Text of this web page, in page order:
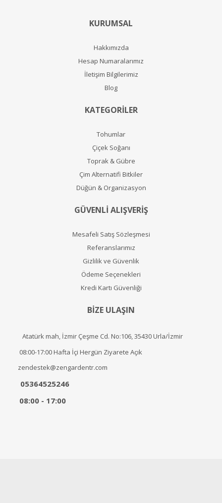
KURUMSAL
Hakkımızda
Hesap Numaralarımız
İletişim Bilgilerimiz
Blog
KATEGORİLER
Tohumlar
Çiçek Soğanı
Toprak & Gübre
Çim Alternatifi Bitkiler
Düğün & Organizasyon
GÜVENLİ ALIŞVERİŞ
Mesafeli Satış Sözleşmesi
Referanslarımız
Gizlilik ve Güvenlik
Ödeme Seçenekleri
Kredi Kartı Güvenliği
BİZE ULAŞIN
Atatürk mah, İzmir Çeşme Cd. No:106, 35430 Urla/İzmir
08:00-17:00 Hafta İçi Hergün Ziyarete Açık
zendestek@zengardentr.com
05364525246
08:00 - 17:00